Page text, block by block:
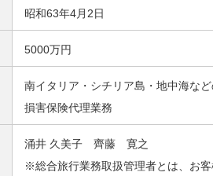
昭和63年4月2日
5000万円
南イタリア・シチリア島・地中海な
損害保険代理業務
涌井 久美子 齊藤 寛之
※総合旅行業務取扱管理者とは、お